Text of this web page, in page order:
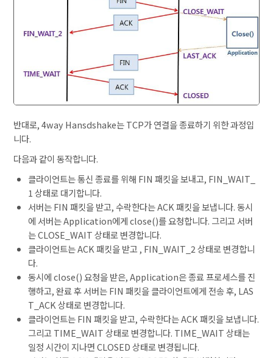
반대로, 4way Hansdshake는 TCP가 연결을 종료하기 위한 과정입
니다.
다음과 같이 동작합니다.
클라이언트는 통신 종료를 위해 FIN 패킷을 보내고, FIN_WAIT_
1 상태로 대기합니다.
서버는 FIN 패킷을 받고, 수락한다는 ACK 패킷을 보냅니다. 동시
에 서버는 Application에게 close()를 요청합니다. 그리고 서버
는 CLOSE_WAIT 상태로 변경합니다.
클라이언트는 ACK 패킷을 받고 , FIN_WAIT_2 상태로 변경합니
다.
동시에 close() 요청을 받은, Application은 종료 프로세스를 진
행하고, 완료 후 서버는 FIN 패킷을 클라이언트에게 전송 후, LAS
T_ACK 상태로 변경합니다.
클라이언트는 FIN 패킷을 받고, 수락한다는 ACK 패킷을 보냅니다.
그리고 TIME_WAIT 상태로 변경합니다. TIME_WAIT 상태는
일정 시간이 지나면 CLOSED 상태로 변경됩니다.